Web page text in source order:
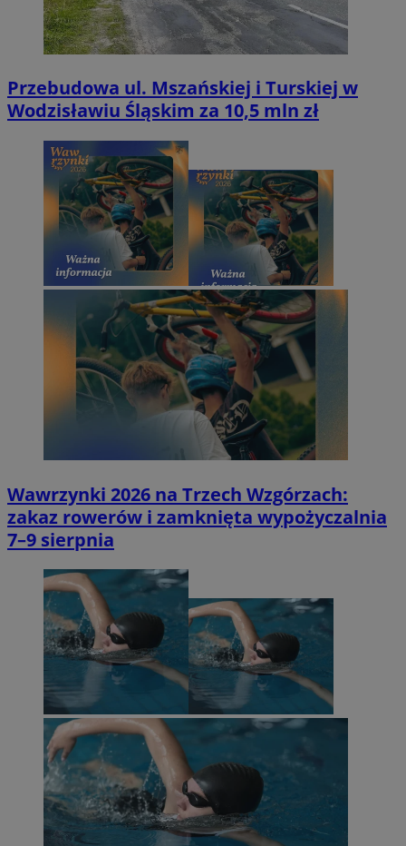
Przebudowa ul. Mszańskiej i Turskiej w
Wodzisławiu Śląskim za 10,5 mln zł
Wawrzynki 2026 na Trzech Wzgórzach:
zakaz rowerów i zamknięta wypożyczalnia
7–9 sierpnia